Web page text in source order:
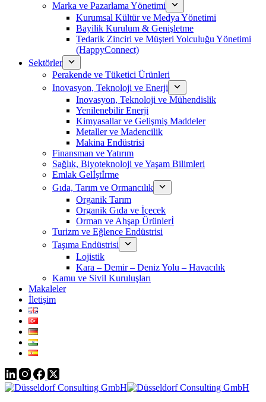
Marka ve Pazarlama Yönetimi
Kurumsal Kültür ve Medya Yönetimi
Bayilik Kurulum & Genişletme
Tedarik Zinciri ve Müşteri Yolculuğu Yönetimi
(HappyConnect)
Sektörler
Perakende ve Tüketici Ürünleri
Inovasyon, Teknoloji ve Enerji
Inovasyon, Teknoloji ve Mühendislik
Yenilenebilir Enerji
Kimyasallar ve Gelişmiş Maddeler
Metaller ve Madencilik
Makina Endüstrisi
Finansman ve Yatırım
Sağlık, Biyoteknoloji ve Yaşam Bilimleri
Emlak Gelİştİrme
Gıda, Tarım ve Ormancılık
Organik Tarım
Organik Gıda ve İçecek
Orman ve Ahşap Ürünlerİ
Turizm ve Eğlence Endüstrisi
Taşıma Endüstrisi
Lojistik
Kara – Demir – Deniz Yolu – Havacılık
Kamu ve Sivil Kuruluşları
Makaleler
İletişim